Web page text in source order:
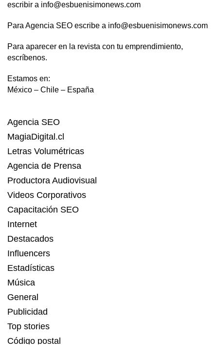
escribir a info@esbuenisimonews.com
Para Agencia SEO escribe a info@esbuenisimonews.com
Para aparecer en la revista con tu emprendimiento,
escríbenos.
Estamos en:
México – Chile – España
Agencia SEO
MagiaDigital.cl
Letras Volumétricas
Agencia de Prensa
Productora Audiovisual
Videos Corporativos
Capacitación SEO
Internet
Destacados
Influencers
Estadísticas
Música
General
Publicidad
Top stories
Código postal